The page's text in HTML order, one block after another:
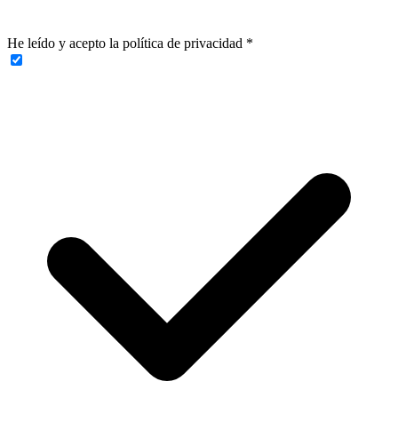
He leído y acepto la política de privacidad *